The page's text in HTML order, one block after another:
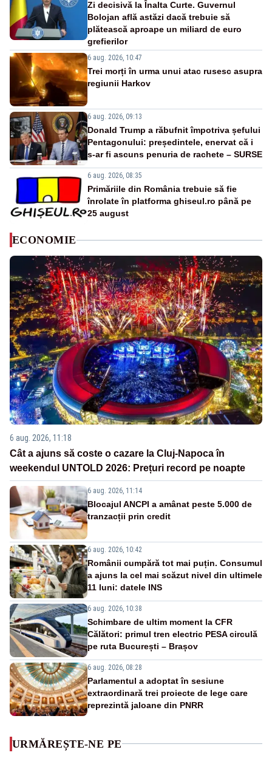
Zi decisivă la Înalta Curte. Guvernul
Bolojan află astăzi dacă trebuie să
plătească aproape un miliard de euro
grefierilor
6 aug. 2026, 10:47
Trei morți în urma unui atac rusesc asupra
regiunii Harkov
6 aug. 2026, 09:13
Donald Trump a răbufnit împotriva șefului
Pentagonului: președintele, enervat că i
s-ar fi ascuns penuria de rachete – SURSE
6 aug. 2026, 08:35
Primăriile din România trebuie să fie
înrolate în platforma ghiseul.ro până pe
25 august
ECONOMIE
6 aug. 2026, 11:18
Cât a ajuns să coste o cazare la Cluj-Napoca în
weekendul UNTOLD 2026: Prețuri record pe noapte
6 aug. 2026, 11:14
Blocajul ANCPI a amânat peste 5.000 de
tranzacții prin credit
6 aug. 2026, 10:42
Românii cumpără tot mai puțin. Consumul
a ajuns la cel mai scăzut nivel din ultimele
11 luni: datele INS
6 aug. 2026, 10:38
Schimbare de ultim moment la CFR
Călători: primul tren electric PESA circulă
pe ruta București – Brașov
6 aug. 2026, 08:28
Parlamentul a adoptat în sesiune
extraordinară trei proiecte de lege care
reprezintă jaloane din PNRR
URMĂREȘTE-NE PE